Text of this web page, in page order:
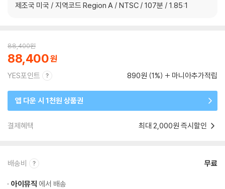
제조국 미국 / 지역코드 Region A / NTSC / 107분 / 1.85:1
88,400원
88,400
YES포인트 890원 (1%) 마니아추가적립
앱 다운 시 1천원 상품권
결제혜택 최대 2,000원 즉시할인
배송비 무료
아이뮤직 에서 배송